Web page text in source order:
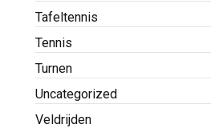
Tafeltennis
Tennis
Turnen
Uncategorized
Veldrijden